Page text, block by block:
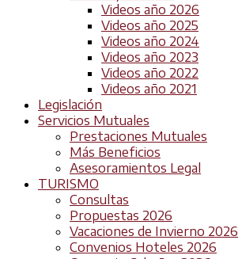
Videos año 2026
Videos año 2025
Videos año 2024
Videos año 2023
Videos año 2022
Videos año 2021
Legislación
Servicios Mutuales
Prestaciones Mutuales
Más Beneficios
Asesoramientos Legal
TURISMO
Consultas
Propuestas 2026
Vacaciones de Invierno 2026
Convenios Hoteles 2026